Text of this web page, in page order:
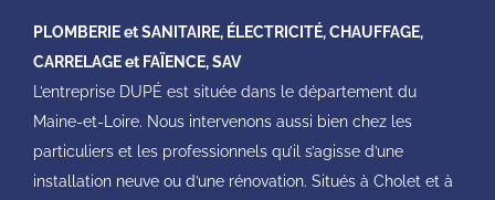
PLOMBERIE et SANITAIRE, ÉLECTRICITÉ, CHAUFFAGE,
CARRELAGE et FAÏENCE, SAV
L’entreprise DUPÉ est située dans le département du
Maine-et-Loire. Nous intervenons aussi bien chez les
particuliers et les professionnels qu’il s’agisse d’une
installation neuve ou d’une rénovation. Situés à Cholet et à